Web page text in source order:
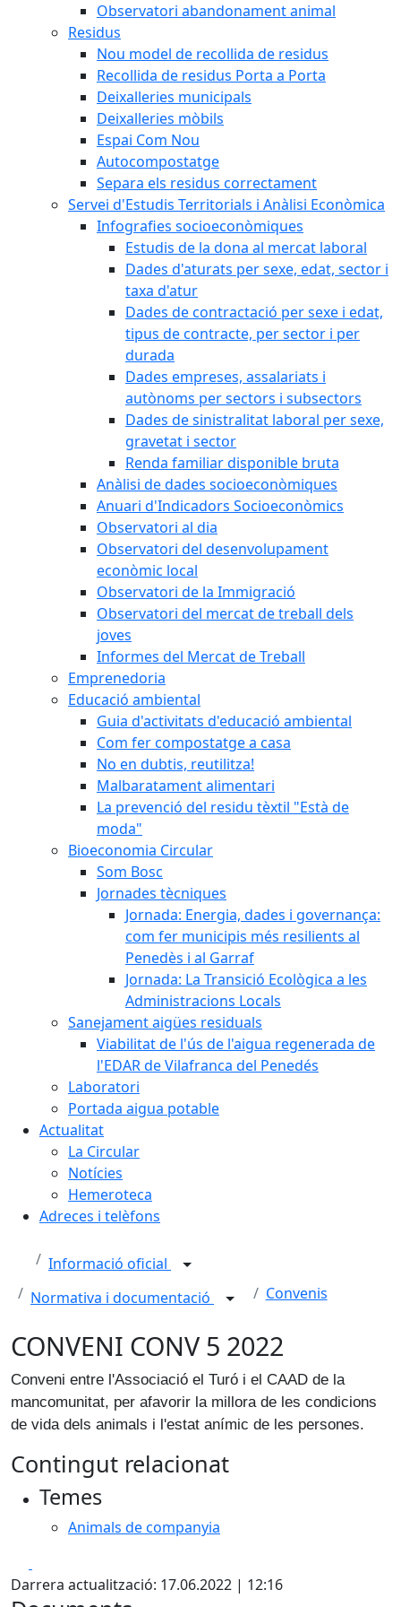
Observatori abandonament animal
Residus
Nou model de recollida de residus
Recollida de residus Porta a Porta
Deixalleries municipals
Deixalleries mòbils
Espai Com Nou
Autocompostatge
Separa els residus correctament
Servei d'Estudis Territorials i Anàlisi Econòmica
Infografies socioeconòmiques
Estudis de la dona al mercat laboral
Dades d'aturats per sexe, edat, sector i
taxa d'atur
Dades de contractació per sexe i edat,
tipus de contracte, per sector i per
durada
Dades empreses, assalariats i
autònoms per sectors i subsectors
Dades de sinistralitat laboral per sexe,
gravetat i sector
Renda familiar disponible bruta
Anàlisi de dades socioeconòmiques
Anuari d'Indicadors Socioeconòmics
Observatori al dia
Observatori del desenvolupament
econòmic local
Observatori de la Immigració
Observatori del mercat de treball dels
joves
Informes del Mercat de Treball
Emprenedoria
Educació ambiental
Guia d'activitats d'educació ambiental
Com fer compostatge a casa
No en dubtis, reutilitza!
Malbaratament alimentari
La prevenció del residu tèxtil "Està de
moda"
Bioeconomia Circular
Som Bosc
Jornades tècniques
Jornada: Energia, dades i governança:
com fer municipis més resilients al
Penedès i al Garraf
Jornada: La Transició Ecològica a les
Administracions Locals
Sanejament aigües residuals
Viabilitat de l'ús de l'aigua regenerada de
l'EDAR de Vilafranca del Penedés
Laboratori
Portada aigua potable
Actualitat
La Circular
Notícies
Hemeroteca
Adreces i telèfons
Informació oficial
Normativa i documentació
Convenis
CONVENI CONV 5 2022
Conveni entre l'Associació el Turó i el CAAD de la
mancomunitat, per afavorir la millora de les condicions
de vida dels animals i l'estat anímic de les persones.
Contingut relacionat
Temes
Animals de companyia
Darrera actualització: 17.06.2022 | 12:16